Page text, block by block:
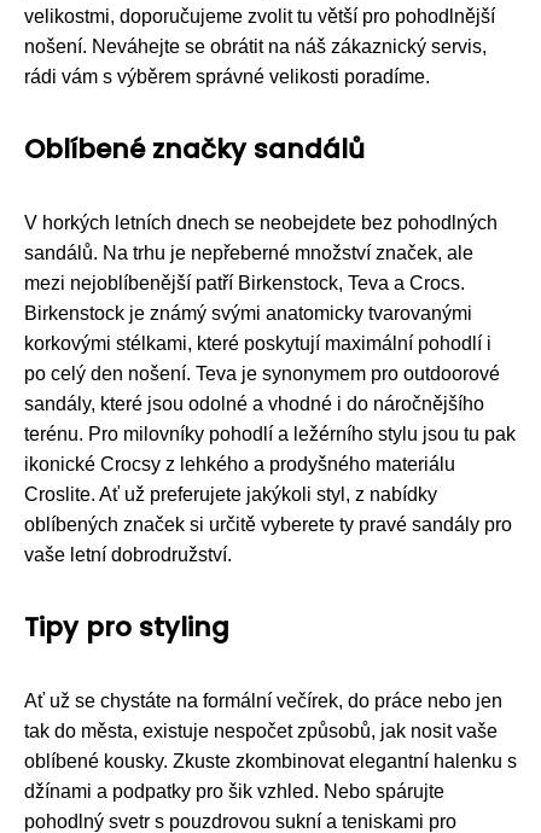
velikostmi, doporučujeme zvolit tu větší pro pohodlnější
nošení. Neváhejte se obrátit na náš zákaznický servis,
rádi vám s výběrem správné velikosti poradíme.
Oblíbené značky sandálů
V horkých letních dnech se neobejdete bez pohodlných
sandálů. Na trhu je nepřeberné množství značek, ale
mezi nejoblíbenější patří Birkenstock, Teva a Crocs.
Birkenstock je známý svými anatomicky tvarovanými
korkovými stélkami, které poskytují maximální pohodlí i
po celý den nošení. Teva je synonymem pro outdoorové
sandály, které jsou odolné a vhodné i do náročnějšího
terénu. Pro milovníky pohodlí a ležérního stylu jsou tu pak
ikonické Crocsy z lehkého a prodyšného materiálu
Croslite. Ať už preferujete jakýkoli styl, z nabídky
oblíbených značek si určitě vyberete ty pravé sandály pro
vaše letní dobrodružství.
Tipy pro styling
Ať už se chystáte na formální večírek, do práce nebo jen
tak do města, existuje nespočet způsobů, jak nosit vaše
oblíbené kousky. Zkuste zkombinovat elegantní halenku s
džínami a podpatky pro šik vzhled. Nebo spárujte
pohodlný svetr s pouzdrovou sukní a teniskami pro